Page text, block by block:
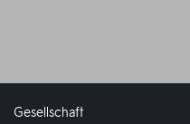
Gesellschaft